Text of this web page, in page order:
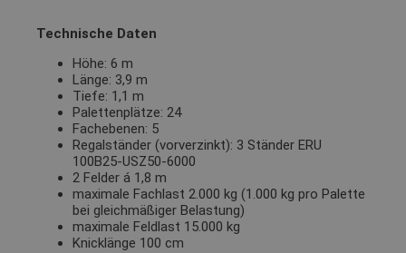
Technische Daten
Höhe: 6 m
Länge: 3,9 m
Tiefe: 1,1 m
Palettenplätze: 24
Fachebenen: 5
Regalständer (vorverzinkt): 3 Ständer ERU
100B25-USZ50-6000
2 Felder á 1,8 m
maximale Fachlast 2.000 kg (1.000 kg pro Palette
bei gleichmäßiger Belastung)
maximale Feldlast 15.000 kg
Knicklänge 100 cm